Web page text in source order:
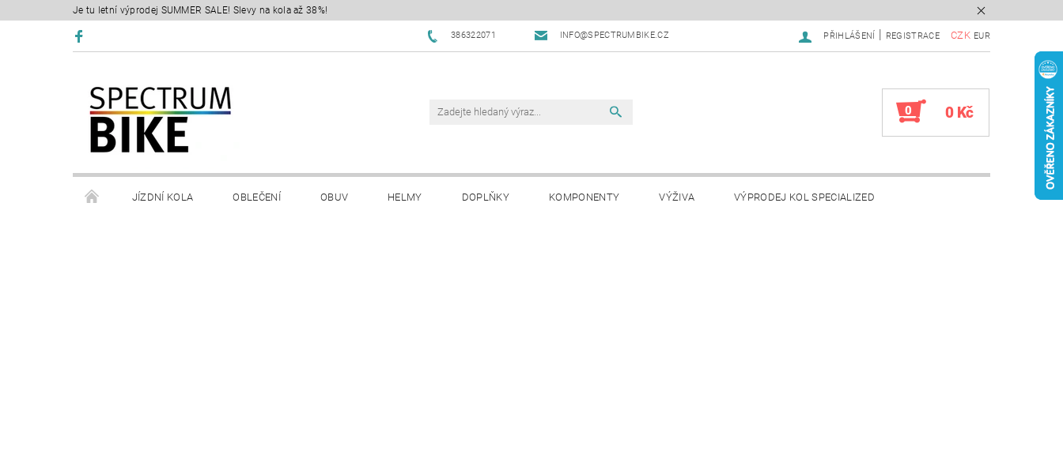
Je tu letní výprodej SUMMER SALE! Slevy na kola až 38%!
386322071 INFO@SPECTRUMBIKE.CZ CZK EUR
PŘIHLÁŠENÍ REGISTRACE
0 0 Kč
JÍZDNÍ KOLA OBLEČENÍ OBUV HELMY DOPLŇKY KOMPONENTY VÝŽIVA VÝPRODEJ KOL SPECIALIZED